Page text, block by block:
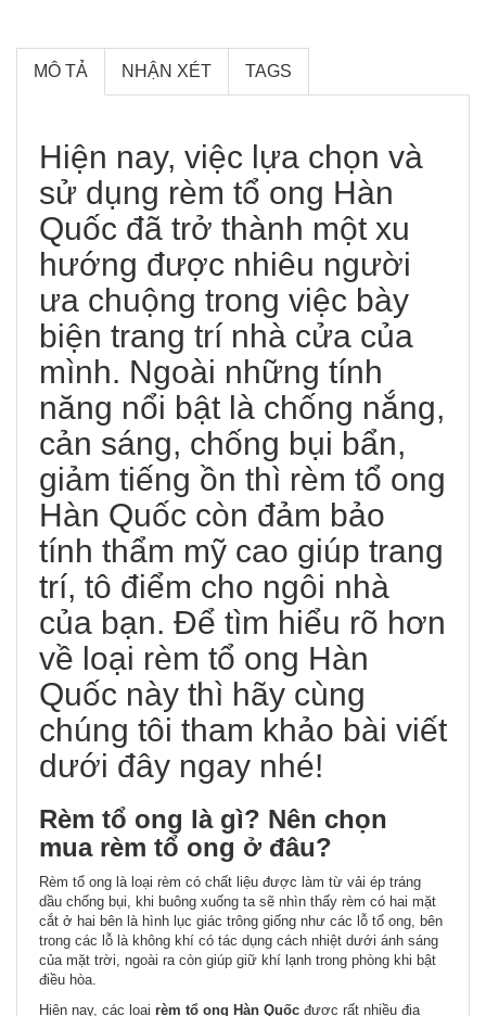
MÔ TẢ NHẬN XÉT TAGS
Hiện nay, việc lựa chọn và
sử dụng rèm tổ ong Hàn
Quốc đã trở thành một xu
hướng được nhiêu người
ưa chuộng trong việc bày
biện trang trí nhà cửa của
mình. Ngoài những tính
năng nổi bật là chống nắng,
cản sáng, chống bụi bẩn,
giảm tiếng ồn thì rèm tổ ong
Hàn Quốc còn đảm bảo
tính thẩm mỹ cao giúp trang
trí, tô điểm cho ngôi nhà
của bạn. Để tìm hiểu rõ hơn
về loại rèm tổ ong Hàn
Quốc này thì hãy cùng
chúng tôi tham khảo bài viết
dưới đây ngay nhé!
Rèm tổ ong là gì? Nên chọn
mua rèm tổ ong ở đâu?
Rèm tổ ong là loại rèm có chất liệu được làm từ vải ép tráng
dầu chống bụi, khi buông xuống ta sẽ nhìn thấy rèm có hai mặt
cắt ở hai bên là hình lục giác trông giống như các lỗ tổ ong, bên
trong các lỗ là không khí có tác dụng cách nhiệt dưới ánh sáng
của mặt trời, ngoài ra còn giúp giữ khí lạnh trong phòng khi bật
điều hòa.
Hiện nay, các loại rèm tổ ong Hàn Quốc được rất nhiều địa